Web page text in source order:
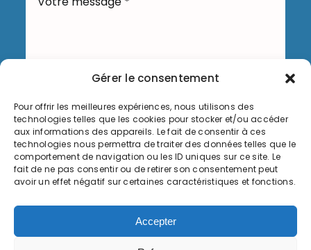
Gérer le consentement
Pour offrir les meilleures expériences, nous utilisons des
technologies telles que les cookies pour stocker et/ou accéder
aux informations des appareils. Le fait de consentir à ces
technologies nous permettra de traiter des données telles que le
comportement de navigation ou les ID uniques sur ce site. Le
fait de ne pas consentir ou de retirer son consentement peut
avoir un effet négatif sur certaines caractéristiques et fonctions.
Accepter
Envoyer
Informations légales
Politique de cookies (UE)